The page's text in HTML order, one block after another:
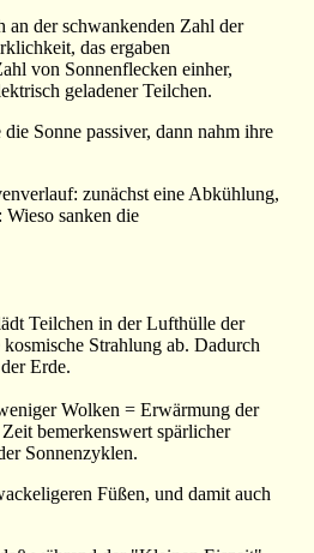
an der schwankenden Zahl der
das ergaben
von Sonnenflecken einher,
geladener Teilchen.
Sonne passiver, dann nahm ihre
zunächst eine Abkühlung,
sanken die
Teilchen in der Lufthülle der
Strahlung ab. Dadurch
Erde.
Wolken = Erwärmung der
Zeit bemerkenswert spärlicher
Sonnenzyklen.
Füßen, und damit auch